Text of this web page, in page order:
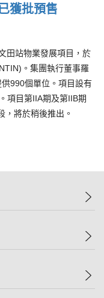
獲批預售
田站物業發展項目，於
。集團執行董事羅
990個單位。項目設有
項目第IIA期及第IIB期
，將於稍後推出。